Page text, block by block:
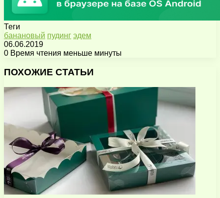
Теги
банановый пудинг эдем
06.06.2019
0 Время чтения меньше минуты
через
почту
ПОХОЖИЕ СТАТЬИ